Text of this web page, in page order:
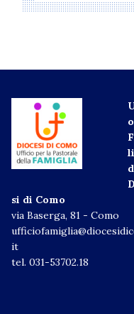
o
si di Como
via Baserga, 81 - Como
it
tel. 031-53702.18